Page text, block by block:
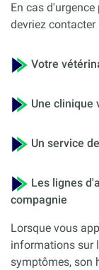
En cas
devriez contacter
Votre
Une clinique
Un service
Les lignes
compagnie
Lorsque vous
informations sur
symptômes, son